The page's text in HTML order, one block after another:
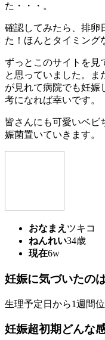
た・・・。
確認してみたら、排卵
た！ほんとタイミング
ずっとこのサイトを見
と思っていました。ま
が見れて病院でも妊娠
考になれば幸いです。
皆さんにも可愛いベビ
娠菌置いていきます。
おなまえ ツキコ
ねんれい34歳
現在6w
妊娠に気づいたの
生理予定日から1週間位
妊娠超初期どんな